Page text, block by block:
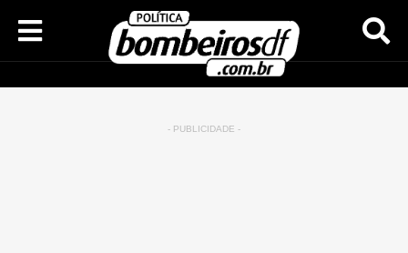
- PUBLICIDADE -